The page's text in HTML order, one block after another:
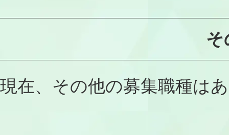
そ
現在、その他の募集職種は